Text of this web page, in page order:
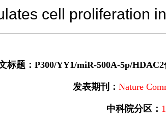
cell proliferation
标题：P300/YY1/miR-500A-5p/
发表期刊： Nature
中科院分区：